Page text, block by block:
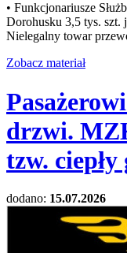
• Funkcjonariusze
Dorohusku 3,5 tys. szt.
Nielegalny towar
Zobacz materiał
drzwi.
tzw.
dodano: 15.07.2026